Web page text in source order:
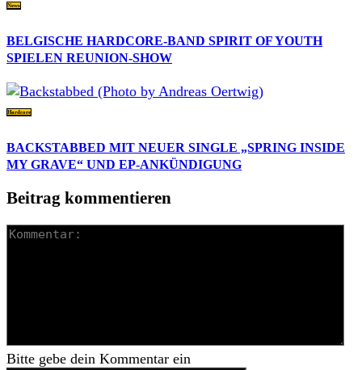
News
BELGISCHE HARDCORE-BAND SPIRIT OF YOUTH
SPIELEN REUNION-SHOW
Hardcore
BACKSTABBED MIT NEUER SINGLE „SPRING INSIDE
MY GRAVE“ UND EP-ANKÜNDIGUNG
Beitrag kommentieren
Bitte gebe dein Kommentar ein